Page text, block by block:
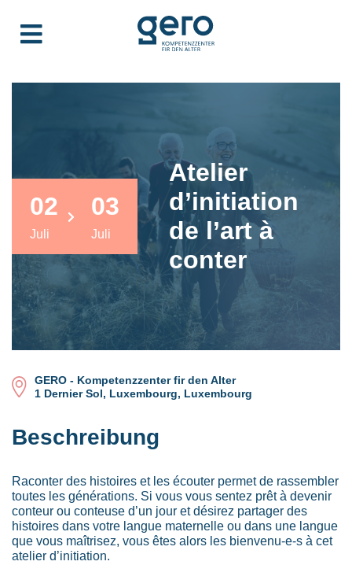
02
Juli
03
Juli
Atelier
d’initiation
de l’art à
conter
GERO - Kompetenzzenter fir den Alter
1 Dernier Sol, Luxembourg, Luxembourg
Beschreibung
Raconter des histoires et les écouter permet de rassembler
toutes les générations. Si vous vous sentez prêt à devenir
conteur ou conteuse d’un jour et désirez partager des
histoires dans votre langue maternelle ou dans une langue
que vous maîtrisez, vous êtes alors les bienvenu-e-s à cet
atelier d’initiation.